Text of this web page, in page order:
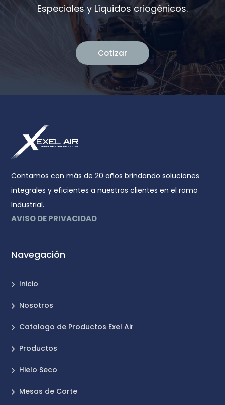
Especiales y Líquidos criogénicos.
Cotizar
Contamos con más de 20 años brindando soluciones
integrales y eficientes a nuestros clientes en el ramo
Industrial.
AVISO DE PRIVACIDAD
Navegación
Inicio
Nosotros
Catalogo de Productos Exel Air
Productos
Hielo Seco
Mesas de Corte